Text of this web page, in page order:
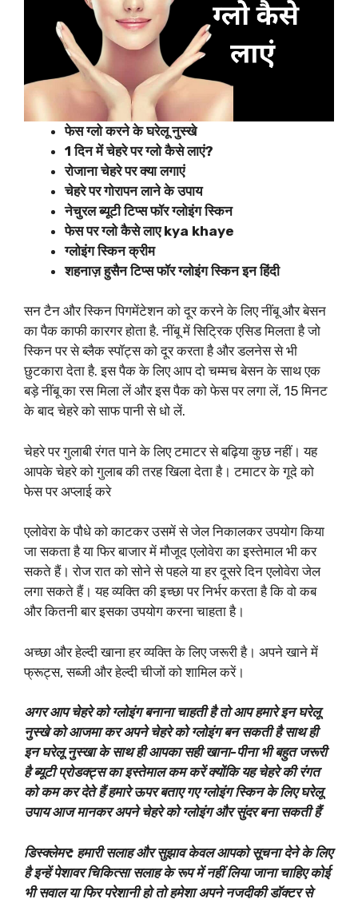
फेस ग्लो करने के घरेलू नुस्खे
1 दिन में चेहरे पर ग्लो कैसे लाएं?
रोजाना चेहरे पर क्या लगाएं
चेहरे पर गोरापन लाने के उपाय
नेचुरल ब्यूटी टिप्स फॉर ग्लोइंग स्किन
फेस पर ग्लो कैसे लाए kya khaye
ग्लोइंग स्किन क्रीम
शहनाज़ हुसैन टिप्स फॉर ग्लोइंग स्किन इन हिंदी
सन टैन और स्किन पिगमेंटेशन को दूर करने के लिए नींबू और बेसन
का पैक काफी कारगर होता है. नींबू में सिट्रिक एसिड मिलता है जो
स्किन पर से ब्लैक स्पॉट्स को दूर करता है और डलनेस से भी
छुटकारा देता है. इस पैक के लिए आप दो चम्मच बेसन के साथ एक
बड़े नींबू का रस मिला लें और इस पैक को फेस पर लगा लें, 15 मिनट
के बाद चेहरे को साफ पानी से धो लें.
चेहरे पर गुलाबी रंगत पाने के लिए टमाटर से बढ़िया कुछ नहीं। यह
आपके चेहरे को गुलाब की तरह खिला देता है। टमाटर के गूदे को
फेस पर अप्लाई करे
एलोवेरा के पौधे को काटकर उसमें से जेल निकालकर उपयोग किया
जा सकता है या फिर बाजार में मौजूद एलोवेरा का इस्तेमाल भी कर
सकते हैं। रोज रात को सोने से पहले या हर दूसरे दिन एलोवेरा जेल
लगा सकते हैं। यह व्यक्ति की इच्छा पर निर्भर करता है कि वो कब
और कितनी बार इसका उपयोग करना चाहता है।
अच्छा और हेल्दी खाना हर व्यक्ति के लिए जरूरी है। अपने खाने में
फ्रूट्स, सब्जी और हेल्दी चीजों को शामिल करें।
अगर आप चेहरे को ग्लोइंग बनाना चाहती है तो आप हमारे इन घरेलू
नुस्खे को आजमा कर अपने चेहरे को ग्लोइंग बन सकती है साथ ही
इन घरेलू नुस्खा के साथ ही आपका सही खाना-पीना भी बहुत जरूरी
है ब्यूटी प्रोडक्ट्स का इस्तेमाल कम करें क्योंकि यह चेहरे की रंगत
को कम कर देते हैं हमारे ऊपर बताए गए ग्लोइंग स्किन के लिए घरेलू
उपाय आज मानकर अपने चेहरे को ग्लोइंग और सुंदर बना सकती हैं
डिस्क्लेमर: हमारी सलाह और सुझाव केवल आपको सूचना देने के लिए
है इन्हें पेशावर चिकित्सा सलाह के रूप में नहीं लिया जाना चाहिए कोई
भी सवाल या फिर परेशानी हो तो हमेशा अपने नजदीकी डॉक्टर से